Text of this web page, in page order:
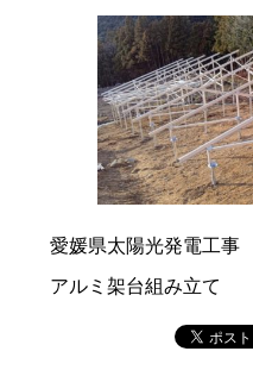
愛媛県太陽光発電工事
アルミ架台組み立て